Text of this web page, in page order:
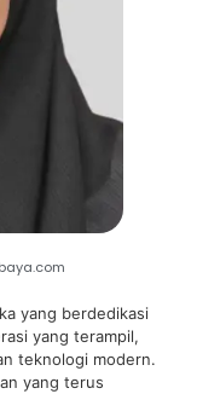
yang berdedikasi
yang terampil,
teknologi modern.
yang terus